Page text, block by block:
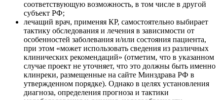
соответствующую возможность, в том числе в другой
субъект РФ;
лечащий врач, применяя КР, самостоятельно выбирает
тактику обследования и лечения в зависимости от
особенностей заболевания и/или состояния пациента,
при этом «может использовать сведения из различных
клинических рекомендаций» (отметим, что в указанном
случае проект не уточняет, что это должны быть именно
клинреки, размещенные на сайте Минздрава РФ в
утвержденном порядке). Однако в целях установления
диагноза, определения прогноза и тактики